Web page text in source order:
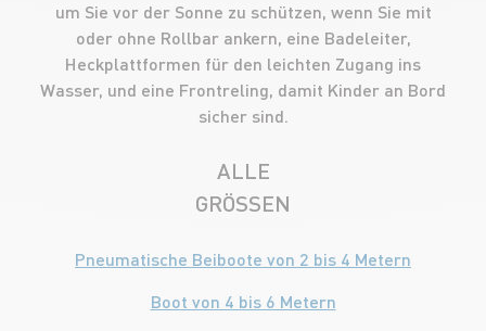
um Sie vor der Sonne zu schützen, wenn Sie mit
oder ohne Rollbar ankern, eine Badeleiter,
Heckplattformen für den leichten Zugang ins
Wasser, und eine Frontreling, damit Kinder an Bord
sicher sind.
ALLE
GRÖSSEN
Pneumatische Beiboote von 2 bis 4 Metern
Boot von 4 bis 6 Metern